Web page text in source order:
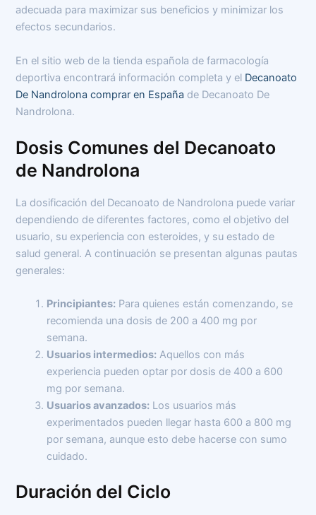
adecuada para maximizar sus beneficios y minimizar los
efectos secundarios.
En el sitio web de la tienda española de farmacología
deportiva encontrará información completa y el Decanoato
De Nandrolona comprar en España de Decanoato De
Nandrolona.
Dosis Comunes del Decanoato
de Nandrolona
La dosificación del Decanoato de Nandrolona puede variar
dependiendo de diferentes factores, como el objetivo del
usuario, su experiencia con esteroides, y su estado de
salud general. A continuación se presentan algunas pautas
generales:
Principiantes: Para quienes están comenzando, se
recomienda una dosis de 200 a 400 mg por
semana.
Usuarios intermedios: Aquellos con más
experiencia pueden optar por dosis de 400 a 600
mg por semana.
Usuarios avanzados: Los usuarios más
experimentados pueden llegar hasta 600 a 800 mg
por semana, aunque esto debe hacerse con sumo
cuidado.
Duración del Ciclo